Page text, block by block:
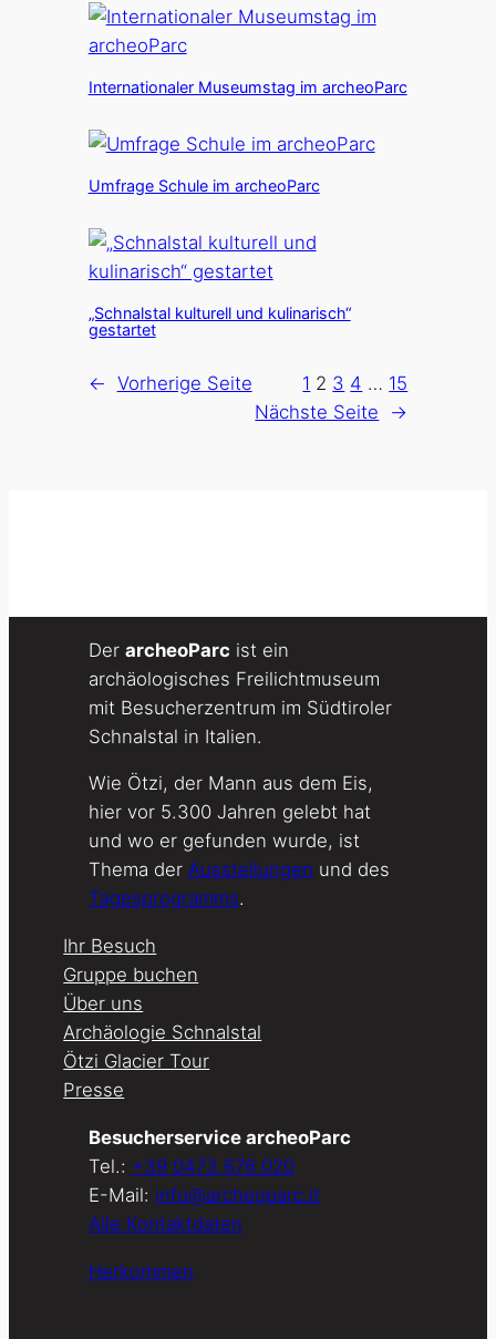
Internationaler Museumstag im archeoParc
Umfrage Schule im archeoParc
„Schnalstal kulturell und kulinarisch“
gestartet
← Vorherige Seite 1 2 3 4 … 15
Nächste Seite
→
Der archeoParc ist ein
archäologisches Freilichtmuseum
mit Besucherzentrum im Südtiroler
Schnalstal in Italien.
Wie Ötzi, der Mann aus dem Eis,
hier vor 5.300 Jahren gelebt hat
und wo er gefunden wurde, ist
Thema der Ausstellungen und des
Tagesprogramms.
Ihr Besuch
Gruppe buchen
Über uns
Archäologie Schnalstal
Ötzi Glacier Tour
Presse
Besucherservice archeoParc
Tel.: +39 0473 676 020
E-Mail: info@archeoparc.it
Alle Kontaktdaten
Herkommen